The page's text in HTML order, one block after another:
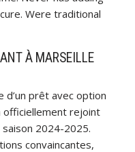
Were traditional
À MARSEILLE
d’un prêt avec option
officiellement rejoint
2024-2025.
convaincantes,